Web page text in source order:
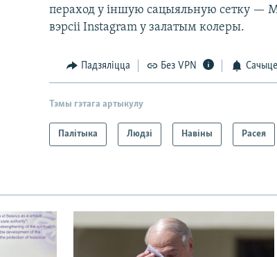
пераход у іншую сацыяльную сетку —
вэрсіі Instagram у залатым колеры.
Падзяліцца Без VPN
Тэмы гэтага артыкулу
Палітыка Людзі Навіны Расея